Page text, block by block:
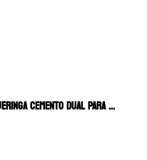
CEMENTO DUAL PARA